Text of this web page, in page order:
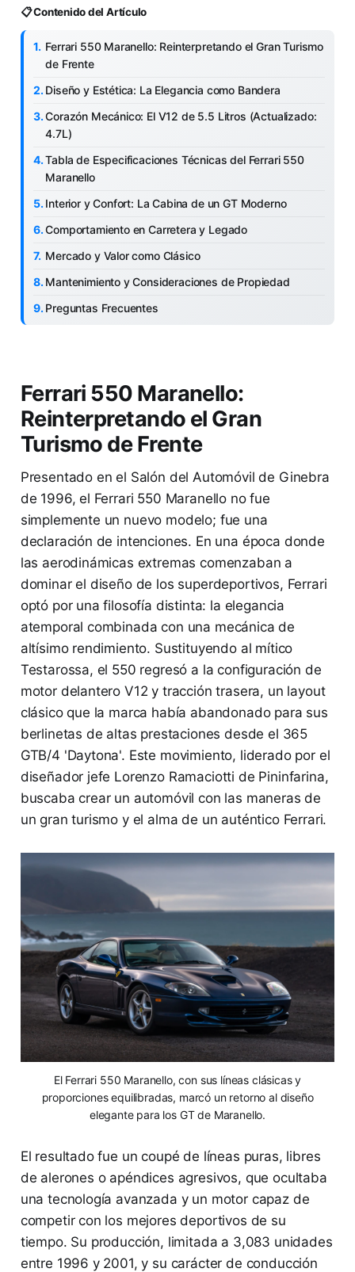
📋 Contenido del Artículo
Ferrari 550 Maranello: Reinterpretando el Gran Turismo
de Frente
Diseño y Estética: La Elegancia como Bandera
Corazón Mecánico: El V12 de 5.5 Litros (Actualizado:
4.7L)
Tabla de Especificaciones Técnicas del Ferrari 550
Maranello
Interior y Confort: La Cabina de un GT Moderno
Comportamiento en Carretera y Legado
Mercado y Valor como Clásico
Mantenimiento y Consideraciones de Propiedad
Preguntas Frecuentes
Ferrari 550 Maranello:
Reinterpretando el Gran
Turismo de Frente
Presentado en el Salón del Automóvil de Ginebra
de 1996, el Ferrari 550 Maranello no fue
simplemente un nuevo modelo; fue una
declaración de intenciones. En una época donde
las aerodinámicas extremas comenzaban a
dominar el diseño de los superdeportivos, Ferrari
optó por una filosofía distinta: la elegancia
atemporal combinada con una mecánica de
altísimo rendimiento. Sustituyendo al mítico
Testarossa, el 550 regresó a la configuración de
motor delantero V12 y tracción trasera, un layout
clásico que la marca había abandonado para sus
berlinetas de altas prestaciones desde el 365
GTB/4 'Daytona'. Este movimiento, liderado por el
diseñador jefe Lorenzo Ramaciotti de Pininfarina,
buscaba crear un automóvil con las maneras de
un gran turismo y el alma de un auténtico Ferrari.
El Ferrari 550 Maranello, con sus líneas clásicas y
proporciones equilibradas, marcó un retorno al diseño
elegante para los GT de Maranello.
El resultado fue un coupé de líneas puras, libres
de alerones o apéndices agresivos, que ocultaba
una tecnología avanzada y un motor capaz de
competir con los mejores deportivos de su
tiempo. Su producción, limitada a 3,083 unidades
entre 1996 y 2001, y su carácter de conducción